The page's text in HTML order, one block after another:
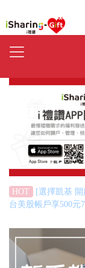
Previous
HOT
交易最高享
8,900元回饋。